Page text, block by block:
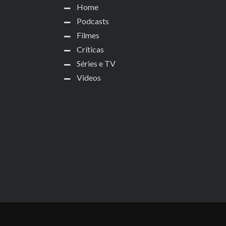
Home
Podcasts
Filmes
Críticas
Séries e TV
Videos